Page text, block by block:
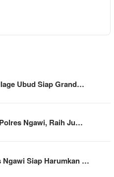
Ubud Siap Grand…
Ngawi, Raih Ju…
Ngawi Siap Harumkan …